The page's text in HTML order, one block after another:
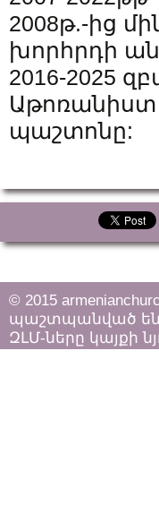
2008թ.-ից
խորհրդի
2016-2025
պաշտոնը:
© 2015
պաշտպանված
ԶԼՄ-ները կայքի